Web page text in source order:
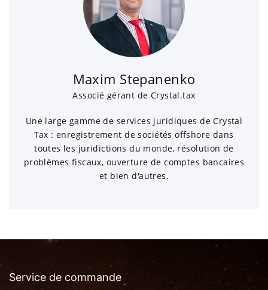
Maxim Stepanenko
Associé gérant de Crystal.tax
Une large gamme de services juridiques de Crystal
Tax : enregistrement de sociétés offshore dans
toutes les juridictions du monde, résolution de
problèmes fiscaux, ouverture de comptes bancaires
et bien d'autres.
Service de commande